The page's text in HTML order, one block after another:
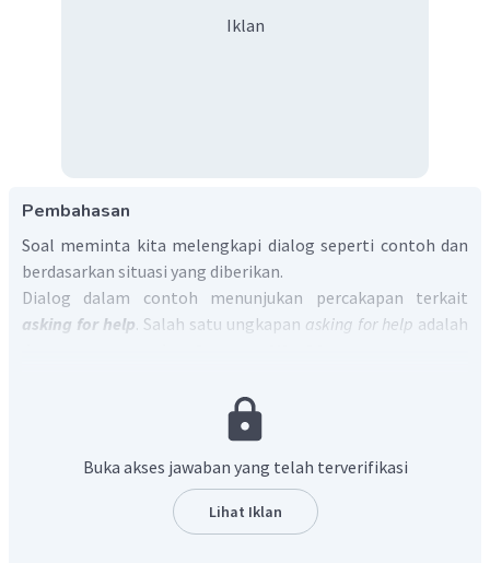
Iklan
Pembahasan
Soal meminta kita melengkapi dialog seperti contoh dan
berdasarkan situasi yang diberikan.
Dialog dalam contoh menunjukan percakapan terkait
asking for help. Salah satu ungkapan asking for help adalah
Can you iron the clothes, please?
yang dicontohkan di atas.
Buka akses jawaban yang telah terverifikasi
Lihat Iklan